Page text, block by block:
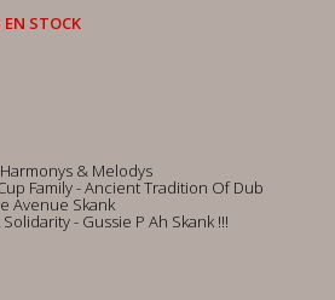
STOCK
& Melodys
Family - Ancient Tradition Of Dub
Avenue Skank
- Gussie P Ah Skank !!!